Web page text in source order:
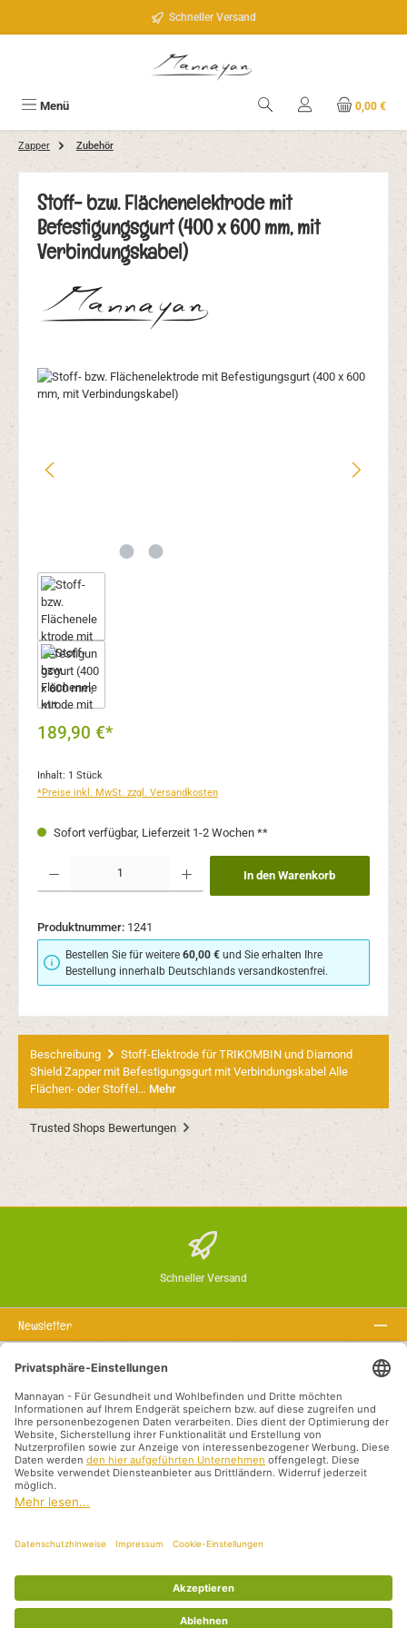
Schneller Versand
Menü 0,00 €
Zapper Zubehör
Stoff- bzw. Flächenelektrode mit
Befestigungsgurt (400 x 600 mm, mit
Verbindungskabel)
Bildergalerie überspringen
189,90 €*
Inhalt: 1 Stück
*Preise inkl. MwSt. zzgl. Versandkosten
Sofort verfügbar, Lieferzeit 1-2 Wochen **
Produkt Anzahl: Gib den gewünschten Wert ein oder benutze die Schaltflächen
In den Warenkorb
Produktnummer: 1241
Bestellen Sie für weitere60,00 € und Sie erhalten Ihre
Bestellung innerhalb Deutschlands versandkostenfrei.
Beschreibung
Stoff-Elektrode für TRIKOMBIN und Diamond
Shield Zapper mit Befestigungsgurt mit Verbindungskabel Alle
Flächen- oder Stoffel… Mehr
Trusted Shops Bewertungen
Schneller Versand
Newsletter
Rechtstexte
Service-Hotline
Empfohlene Links
Zahlungsarten
Alle Preise inkl. gesetzl. Mehrwertsteuer zzgl.
Nachnahmegebühren, wenn nicht anders angegeben.